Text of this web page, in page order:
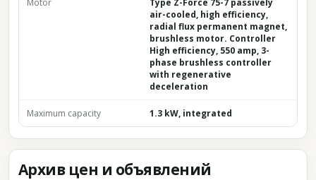
Motor
Type Z-Force 75-7 passively
air-cooled, high efficiency,
radial flux permanent magnet,
brushless motor. Controller
High efficiency, 550 amp, 3-
phase brushless controller
with regenerative
deceleration
Maximum capacity 1.3 kW, integrated
Архив цен и объявлений